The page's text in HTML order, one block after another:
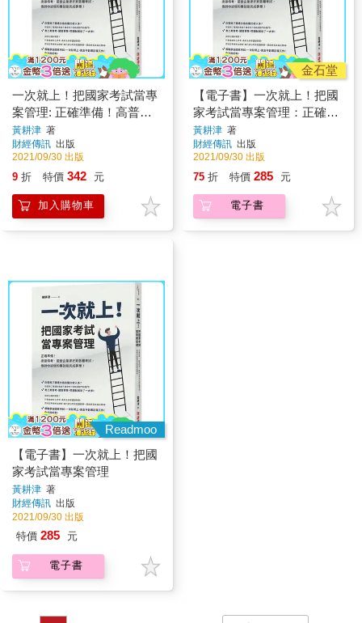
一次就上！把國家考試當專
案管理: 正確準備！高普特
考、國營企業求才到各種考
試，做對你該做的事就能完
成夢想！
黃耕津 著
財經傳訊 出版
2021/09/30 出版
9 折 特價 342 元
加入購物車
金石堂
【電子書】一次就上！把國
家考試當專案管理：正確準
備！高普特考、國營企業求
才到各種考試，做對你該做
的事就能完成夢想！
黃耕津 著
財經傳訊 出版
2021/09/30 出版
75 折 特價 285 元
電子書
Readmoo
【電子書】一次就上！把國
家考試當專案管理
黃耕津 著
財經傳訊 出版
2021/09/30 出版
特價 285 元
電子書